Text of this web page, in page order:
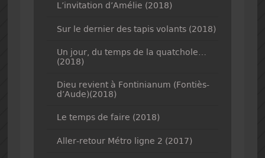
L’invitation d’Amélie (2018)
Sur le dernier des tapis volants (2018)
Un jour, du temps de la quatchole…
(2018)
Dieu revient à Fontinianum (Fontiès-
d’Aude)(2018)
Le temps de faire (2018)
Aller-retour Métro ligne 2 (2017)